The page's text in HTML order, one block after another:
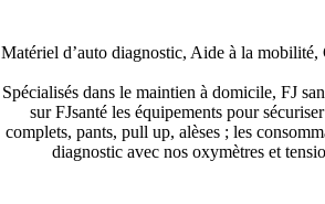
Matériel d’auto diagnostic, Aide à la
Spécialisés dans le maintien à domicile, FJ
sur FJsanté les équipements pour
complets, pants, pull up, alèses ; les
diagnostic avec nos oxymètres et